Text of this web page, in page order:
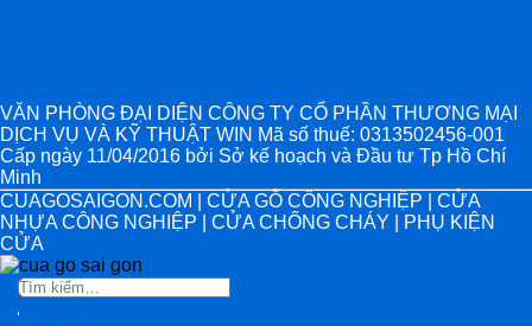
VĂN PHÒNG ĐẠI DIỆN CÔNG TY CỔ PHẦN THƯƠNG MẠI
DỊCH VỤ VÀ KỸ THUẬT WIN Mã số thuế: 0313502456-001
Cấp ngày 11/04/2016 bởi Sở kế hoạch và Đầu tư Tp Hồ Chí
Minh
CUAGOSAIGON.COM | CỬA GỖ CÔNG NGHIỆP | CỬA
NHỰA CÔNG NGHIỆP | CỬA CHỐNG CHÁY | PHỤ KIỆN
CỬA
Tìm